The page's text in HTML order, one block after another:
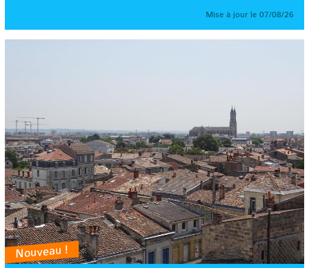
Mise à jour le 07/08/26
Nouveau !